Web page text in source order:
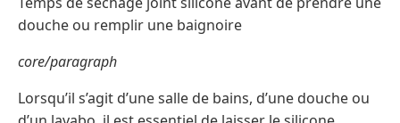
douche ou remplir une baignoire
core/paragraph
Lorsqu’il s’agit d’une salle de bains, d’une douche ou